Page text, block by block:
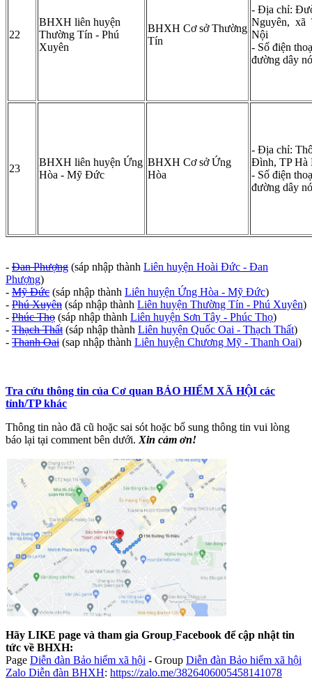
22
BHXH liên huyện
Thường Tín - Phú
Xuyên
BHXH Cơ sở Thường
Tín
- Địa chỉ:
Nguyên, xã
Nội
- Số điện
đường dây
23
BHXH liên huyện Ứng
Hòa - Mỹ Đức
BHXH Cơ sở Ứng
Hòa
- Địa chỉ:
Đình, TP Hà
- Số điện
đường dây
- Đan Phượng (sáp nhập thành Liên huyện Hoài Đức - Đan
Phượng)
- Mỹ Đức (sáp nhập thành Liên huyện Ứng Hòa - Mỹ Đức)
- Phú Xuyên (sáp nhập thành Liên huyện Thường Tín - Phú Xuyên)
- Phúc Thọ (sáp nhập thành Liên huyện Sơn Tây - Phúc Thọ)
- Thạch Thất (sáp nhập thành Liên huyện Quốc Oai - Thạch Thất)
- Thanh Oai (sap nhập thành Liên huyện Chương Mỹ - Thanh Oai)
Tra cứu thông tin của Cơ quan BẢO HIỂM XÃ HỘI các
tỉnh/TP khác
Thông tin nào đã cũ hoặc sai sót hoặc bổ sung thông tin vui lòng
báo lại tại comment bên dưới. Xin cảm ơn!
Hãy LIKE page và tham gia Group Facebook để cập nhật tin
tức về BHXH:
Page Diễn đàn Bảo hiểm xã hội - Group Diễn đàn Bảo hiểm xã hội
Zalo Diễn đàn BHXH: https://zalo.me/3826406005458141078